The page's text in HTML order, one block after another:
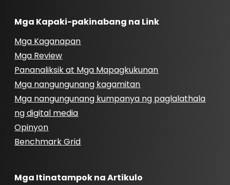
Mga Kapaki-pakinabang na Link
Mga Kaganapan
Mga Review
Pananaliksik at Mga Mapagkukunan
Mga nangungunang kagamitan
Mga nangungunang kumpanya ng paglalathala
ng digital media
Opinyon
Benchmark Grid
Mga Itinatampok na Artikulo